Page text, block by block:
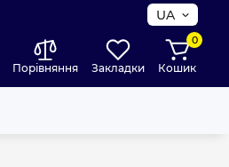
UA
Порівняння Закладки
0
Кошик